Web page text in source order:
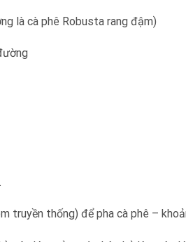
là cà phê Robusta rang đậm)
truyền thống) để pha cà phê –